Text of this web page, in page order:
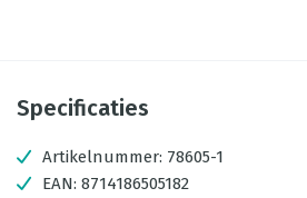
Specificaties
Artikelnummer: 78605-1
EAN: 8714186505182